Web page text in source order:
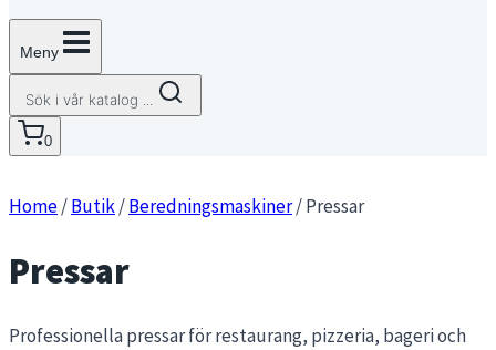
Meny
Sök i vår katalog ...
0
Home/Butik/Beredningsmaskiner/Pressar
Pressar
Professionella pressar för restaurang, pizzeria, bageri och